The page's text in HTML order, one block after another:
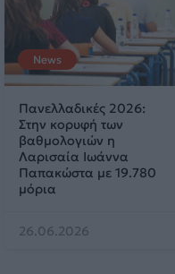
News
Πανελλαδικές 2026:
Στην κορυφή των
βαθμολογιών η
Λαρισαία Ιωάννα
Παπακώστα με 19.780
μόρια
26.06.2026